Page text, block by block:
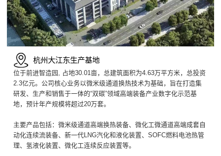
杭州大江东生产基地
位于前进智造园, 占地30.01亩，总建筑面积为4.63万平方米，总投资
2.3亿元。公司核心业务以微米级通道换热技术为基础，旨在打造集
研发、生产和销售于一体的“双碳”领域高端装备产业数字化示范基
地，预计年产规模将超过20万套。
主要产品包括：微米级通道高端换热装备、微化工微通道高端成套自
动化连续流装备、新一代LNG汽化和液化装置、SOFC燃料电池热管
理、氢液化装置、微化工连续反应装置等。